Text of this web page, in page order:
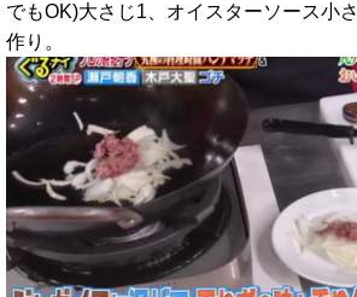
でもOK)大さじ1、オイスターソース小
作り。